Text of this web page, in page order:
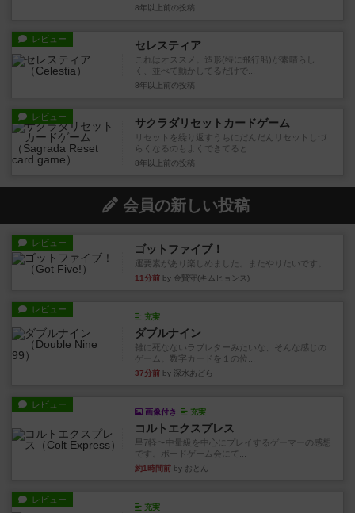
8年以上前 の投稿
レビュー セレスティア
これはオススメ。造形(特に飛行船)が素晴らし
く、並べて動かしてるだけで...
8年以上前 の投稿
レビュー サクラダリセットカードゲーム
リセットを繰り返すうちにだんだんリセットしづ
らくなるのもよくできてると...
8年以上前 の投稿
会員の新しい投稿
レビュー ゴットファイブ！
運要素があり楽しめました。またやりたいです。
11分前 by 金賢守(キムヒョンス)
レビュー
充実
ダブルナイン
雑に死なないラブレターみたいな、そんな感じの
ゲーム。数字カードを１の位...
37分前 by 深水あどら
レビュー
画像付き 充実
コルトエクスプレス
星7軽〜中量級を中心にプレイするゲーマーの感想
です。ボードゲーム会にて...
約1時間前 by おとん
レビュー
充実